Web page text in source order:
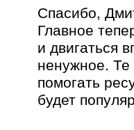
Спасибо,
Главное
и двигаться
ненужное. Те
помогать
будет